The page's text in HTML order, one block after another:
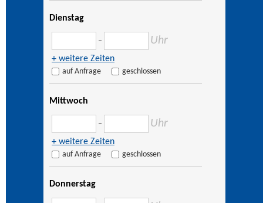
Dienstag
– Uhr
+ weitere Zeiten
auf Anfrage geschlossen
Mittwoch
– Uhr
+ weitere Zeiten
auf Anfrage geschlossen
Donnerstag